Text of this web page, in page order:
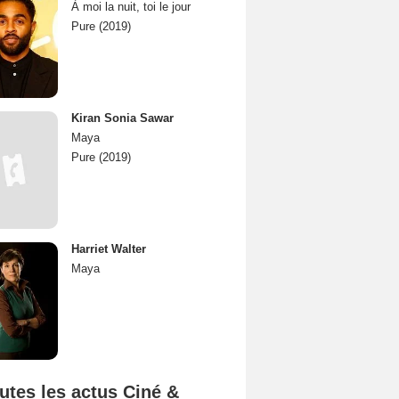
À moi la nuit, toi le jour
Pure (2019)
Kiran Sonia Sawar
Maya
Pure (2019)
Harriet Walter
Maya
les actus Ciné &